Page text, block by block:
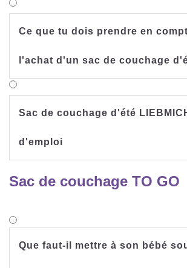
Ce que tu dois prendre en
l'achat d'un sac de couchage
Sac de couchage d'été
d'emploi
Sac de couchage TO GO
Que faut-il mettre à son bébé